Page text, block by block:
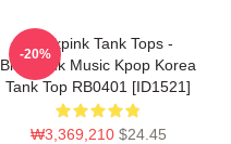
Blackpink Tank Tops -
Blackpink Music Kpop Korea
Tank Top RB0401 [ID1521]
₩3,369,210 $24.45
-20%